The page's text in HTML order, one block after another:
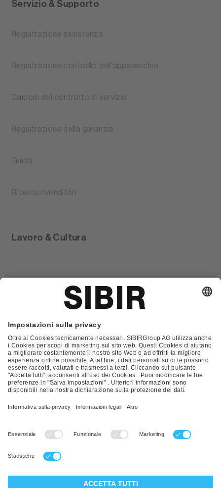
Servizio & Supporto
Registrazione assistenza
Registrazione controllo dell'apparecchio
Calcolo del contratto di servizio
Registrazione della garanzia
Guida
Ricerca rivenditori
Lavoro & Cultura
Contatto
FAQ
Condizioni Generali di Contratto